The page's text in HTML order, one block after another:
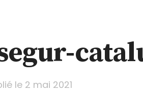
le 2 mai 2021